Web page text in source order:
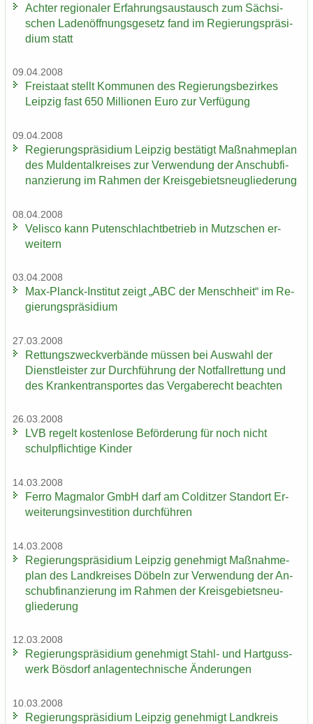
Ach­ter re­gio­na­ler Er­fah­rungs­aus­tausch zum Säch­si­
schen La­den­öff­nungs­ge­setz fand im Re­gie­rungs­prä­si­
di­um statt
09.04.2008
Frei­staat stellt Kom­mu­nen des Re­gie­rungs­be­zir­kes
Leip­zig fast 650 Mil­lio­nen Euro zur Ver­fü­gung
09.04.2008
Re­gie­rungs­prä­si­di­um Leip­zig be­stä­tigt Maß­nah­me­plan
des Mul­den­tal­krei­ses zur Ver­wen­dung der An­schub­fi­
nan­zie­rung im Rah­men der Kreis­ge­biets­neu­glie­de­rung
08.04.2008
Ve­lis­co kann Pu­ten­schlacht­be­trieb in Mutz­schen er­
wei­tern
03.04.2008
Max-​Planck-Institut zeigt „ABC der Mensch­heit“ im Re­
gie­rungs­prä­si­di­um
27.03.2008
Ret­tungs­zweck­ver­bän­de müs­sen bei Aus­wahl der
Dienst­leis­ter zur Durch­füh­rung der Not­fall­ret­tung und
des Kran­ken­trans­por­tes das Ver­ga­be­recht be­ach­ten
26.03.2008
LVB re­gelt kos­ten­lo­se Be­för­de­rung für noch nicht
schul­pflich­ti­ge Kin­der
14.03.2008
Ferro Mag­ma­lor GmbH darf am Col­dit­zer Stand­ort Er­
wei­te­rungs­in­ves­ti­ti­on durch­füh­ren
14.03.2008
Re­gie­rungs­prä­si­di­um Leip­zig ge­neh­migt Maß­nah­me­
plan des Land­krei­ses Dö­beln zur Ver­wen­dung der An­
schub­fi­nan­zie­rung im Rah­men der Kreis­ge­biets­neu­
glie­de­rung
12.03.2008
Re­gie­rungs­prä­si­di­um ge­neh­migt Stahl-​ und Hart­guss­
werk Bös­dorf an­la­gen­tech­ni­sche Än­de­run­gen
10.03.2008
Re­gie­rungs­prä­si­di­um Leip­zig ge­neh­migt Land­kreis